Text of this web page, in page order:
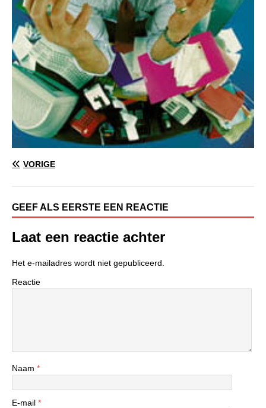
VORIGE
GEEF ALS EERSTE EEN REACTIE
Laat een reactie achter
Het e-mailadres wordt niet gepubliceerd.
Reactie
Naam *
E-mail *